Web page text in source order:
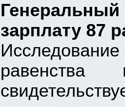
зарплату 87
равенства